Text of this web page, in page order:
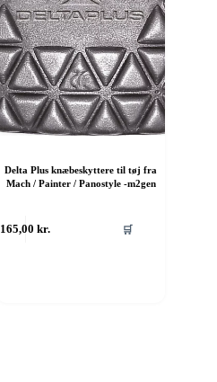
Delta Plus knæbeskyttere til tøj fra
Mach / Painter / Panostyle -m2gen
165,00kr. 🛒